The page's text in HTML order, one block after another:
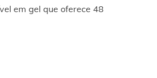
em gel que oferece 48